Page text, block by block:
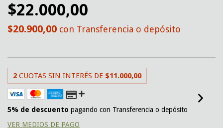
$22.000,00
$20.900,00 con Transferencia o depósito
2 CUOTAS SIN INTERÉS DE $11.000,00
5% de descuento pagando con Transferencia o depósito
VER MEDIOS DE PAGO